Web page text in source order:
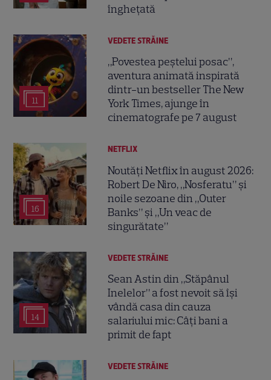
înghețată
11
VEDETE STRĂINE
„Povestea peștelui posac”,
aventura animată inspirată
dintr-un bestseller The New
York Times, ajunge în
cinematografe pe 7 august
16
NETFLIX
Noutăți Netflix în august 2026:
Robert De Niro, „Nosferatu” și
noile sezoane din „Outer
Banks” și „Un veac de
singurătate”
14
VEDETE STRĂINE
Sean Astin din „Stăpânul
Inelelor” a fost nevoit să își
vândă casa din cauza
salariului mic: Câți bani a
primit de fapt
VEDETE STRĂINE